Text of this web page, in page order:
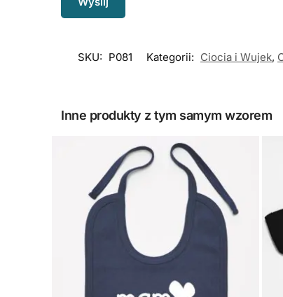
SKU: P081 Kategorii: Ciocia i Wujek,
Inne produkty z tym samym wzorem